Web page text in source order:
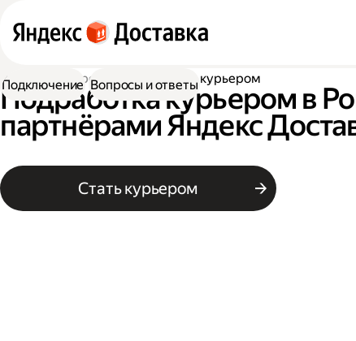
Работа курьером Подработка курьером
Подработка курьером в
партнёрами Яндекс
Стать курьером
Подключение Вопросы и ответы